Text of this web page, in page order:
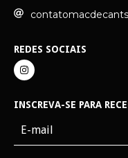
REDES SOCIAIS
INSCREVA-SE PARA